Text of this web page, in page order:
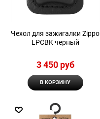
Чехол для зажигалки Zippo
LPCBK черный
3 450 руб
В КОРЗИНУ